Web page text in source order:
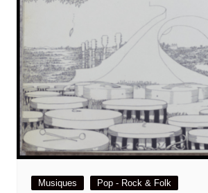
Musiques
Pop - Rock & Folk